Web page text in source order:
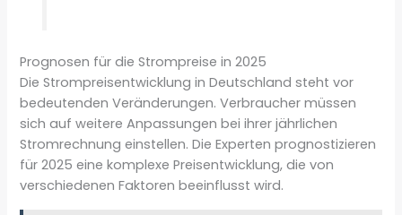
Prognosen für die Strompreise in 2025
Die Strompreisentwicklung in Deutschland steht vor
bedeutenden Veränderungen. Verbraucher müssen
sich auf weitere Anpassungen bei ihrer jährlichen
Stromrechnung einstellen. Die Experten prognostizieren
für 2025 eine komplexe Preisentwicklung, die von
verschiedenen Faktoren beeinflusst wird.